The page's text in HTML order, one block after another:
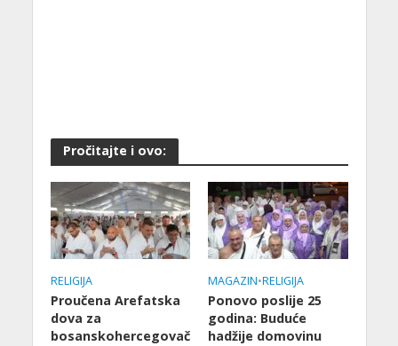
Pročitajte i ovo:
RELIGIJA
Proučena Arefatska
dova za
bosanskohercegovač
MAGAZIN•RELIGIJA
Ponovo poslije 25
godina: Buduće
hadžije domovinu